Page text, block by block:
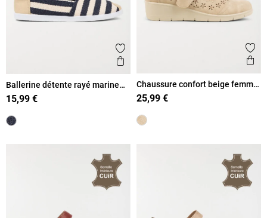
Ajouter aux favoris
Aperçu rapide
Ballerine détente rayé marine
(36-41)
15,99 €
Chaussure confort beige femme
(36-41)
25,99 €